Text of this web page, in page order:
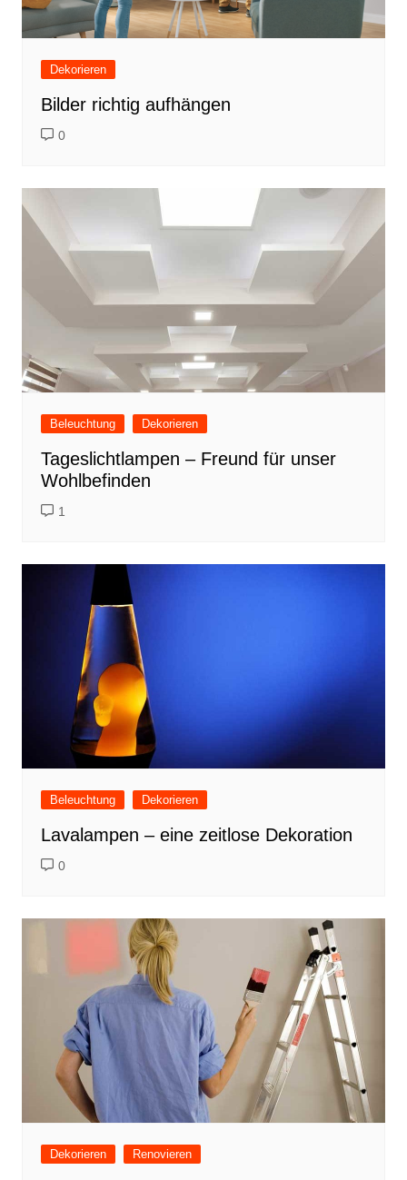
Dekorieren
Bilder richtig aufhängen
0
Beleuchtung Dekorieren
Tageslichtlampen – Freund für unser
Wohlbefinden
1
Beleuchtung Dekorieren
Lavalampen – eine zeitlose Dekoration
0
Dekorieren Renovieren